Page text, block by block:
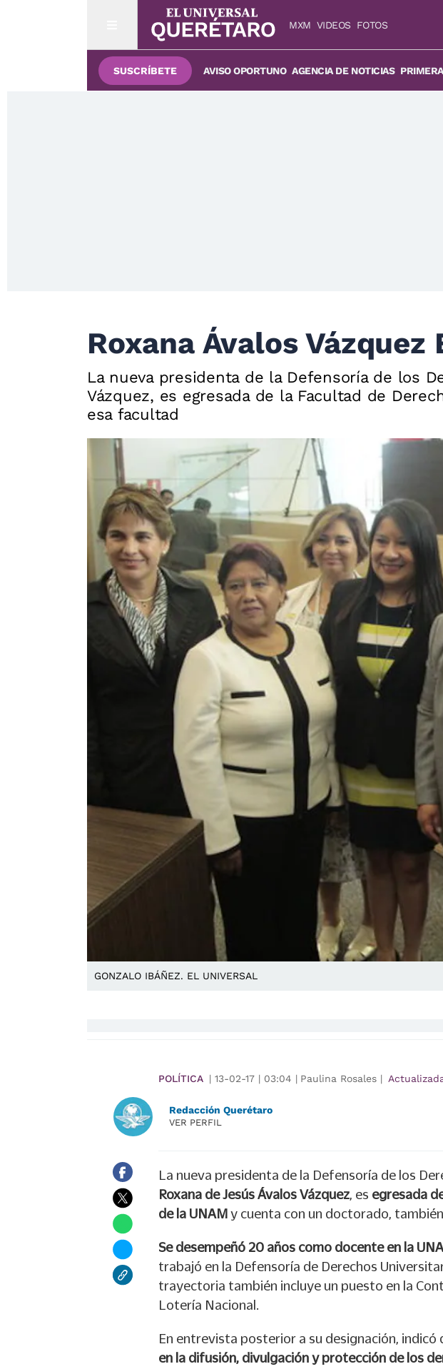
MXM VIDEOS FOTOS
SUSCRÍBETE AVISO OPORTUNO AGENCIA DE NOTICIAS
Roxana Ávalos Vázquez
La nueva presidenta de la Defensoría de los
Vázquez, es egresada de la Facultad de
esa facultad
GONZALO IBÁÑEZ. EL UNIVERSAL
POLÍTICA | 13-02-17 | 03:04 | Paulina Rosales |
Redacción Querétaro
VER PERFIL
La nueva presidenta de la Defensoría de los
Roxana de Jesús Ávalos Vázquez, es egresada
de la UNAM y cuenta con un doctorado,
Se desempeñó 20 años como docente en la
trabajó en la Defensoría de Derechos
trayectoria también incluye un puesto en la
Lotería Nacional.
En entrevista posterior a su designación, indicó
en la difusión, divulgación y protección de los